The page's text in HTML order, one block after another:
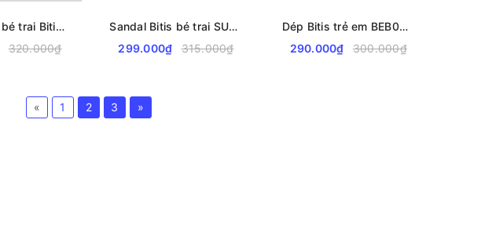
Dép sandal bé trai Bitis mã BEB004200
320.000₫
Sandal Bitis bé trai SUPERSTAR BEB007600
299.000₫
315.000₫
Dép Bitis trẻ em BEB007400 vườn rau của mẹ
290.000₫
300.000₫
« 1 2 3 »